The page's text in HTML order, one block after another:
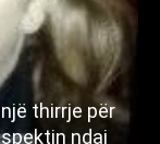
qytetar